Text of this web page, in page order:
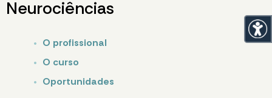
Neurociências
O profissional
O curso
Oportunidades